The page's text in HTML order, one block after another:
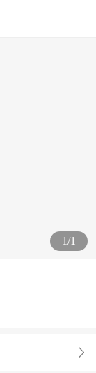
1/1